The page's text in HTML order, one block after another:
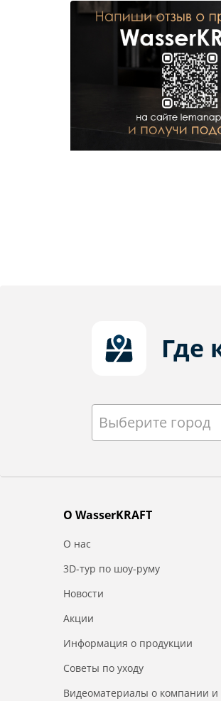
Где
Выберите город
О WasserKRAFT
О нас
3D-тур по шоу-руму
Новости
Акции
Информация о продукции
Советы по уходу
Видеоматериалы о компании и